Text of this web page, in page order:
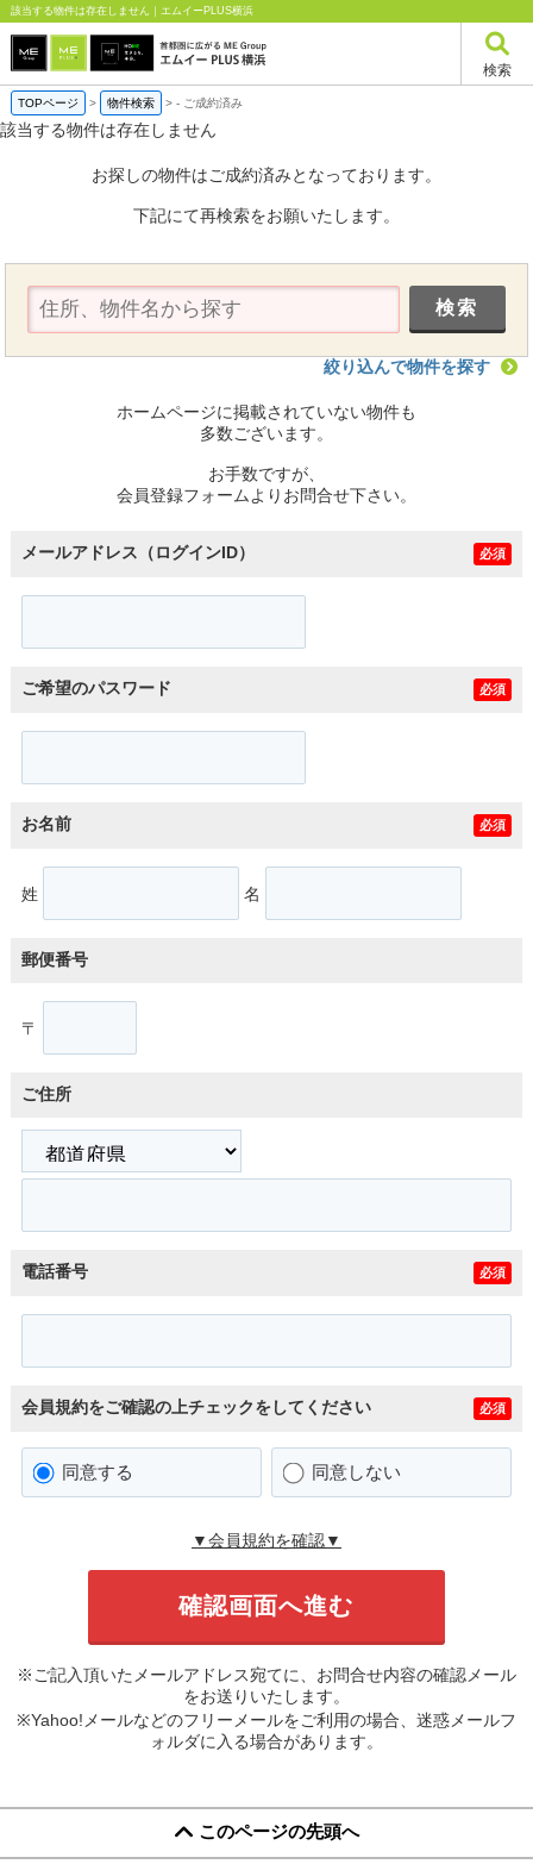
該当する物件は存在しません｜エムイーPLUS横浜
検索
TOPページ > 物件検索 >- ご成約済み
該当する物件は存在しません
お探しの物件はご成約済みとなっております。
下記にて再検索をお願いたします。
絞り込んで物件を探す
ホームページに掲載されていない物件も
多数ございます。
お手数ですが、
会員登録フォームよりお問合せ下さい。
メールアドレス（ログインID） 必須
ご希望のパスワード 必須
お名前 必須
姓 名
郵便番号
〒
ご住所
電話番号 必須
会員規約をご確認の上チェックをしてください 必須
同意する 同意しない
▼会員規約を確認▼
※ご記入頂いたメールアドレス宛てに、お問合せ内容の確認メール
をお送りいたします。
※Yahoo!メールなどのフリーメールをご利用の場合、迷惑メールフ
ォルダに入る場合があります。
このページの先頭へ